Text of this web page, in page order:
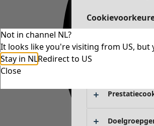
Not in channel NL?
It looks like you're visiting from US, but
Stay in NLRedirect to US
Close
Strikt